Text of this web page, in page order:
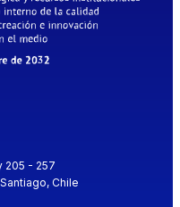
205 - 257
Chile